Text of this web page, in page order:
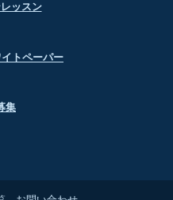
ッスン
トペーパー
集